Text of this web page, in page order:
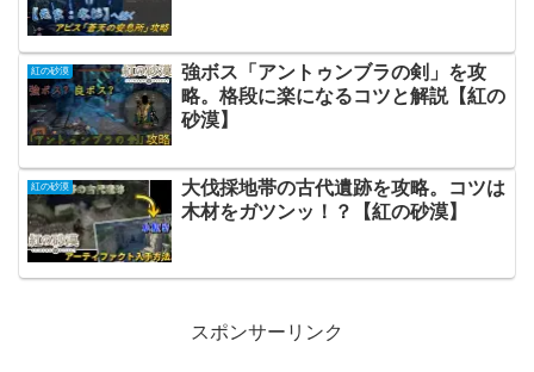
紅の砂漠
強ボス「アントゥンブラの剣」を攻
略。格段に楽になるコツと解説【紅の
砂漠】
紅の砂漠
大伐採地帯の古代遺跡を攻略。コツは
木材をガツンッ！？【紅の砂漠】
スポンサーリンク